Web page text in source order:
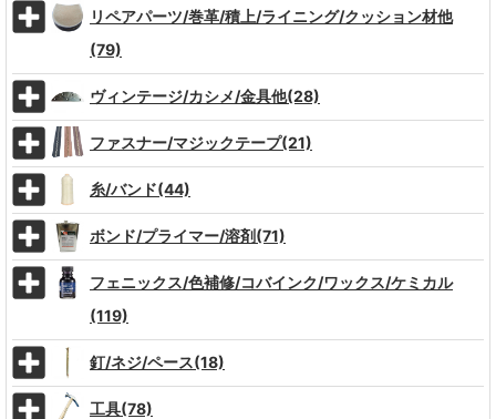
リペアパーツ/巻革/積上/ライニング/クッション材他
(79)
ヴィンテージ/カシメ/金具他(28)
ファスナー/マジックテープ(21)
糸/バンド(44)
ボンド/プライマー/溶剤(71)
フェニックス/色補修/コバインク/ワックス/ケミカル
(119)
釘/ネジ/ペース(18)
工具(78)